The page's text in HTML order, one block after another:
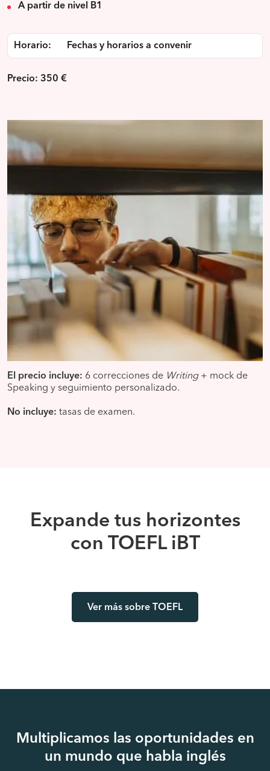
A partir de nivel B1
Horario: Fechas y horarios a convenir
Precio: 350 €
El precio incluye: 6 correcciones de Writing + mock de
Speaking y seguimiento personalizado.
No incluye: tasas de examen.
Expande tus horizontes
con TOEFL iBT
Ver más sobre TOEFL
Multiplicamos las oportunidades en
un mundo que habla inglés